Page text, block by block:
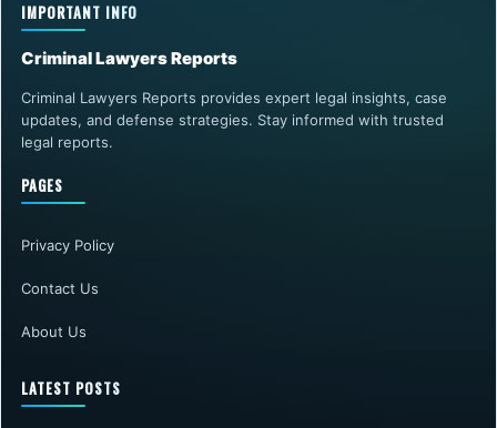
IMPORTANT INFO
Criminal Lawyers Reports
Criminal Lawyers Reports provides expert legal insights, case
updates, and defense strategies. Stay informed with trusted
legal reports.
PAGES
Privacy Policy
Contact Us
About Us
LATEST POSTS